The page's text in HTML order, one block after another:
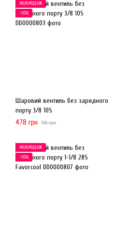
РОЗПРОДАЖ
−35%
Шаровий вентиль без зарядного
порту 3/8 10S
478 грн 736 грн
РОЗПРОДАЖ
−35%